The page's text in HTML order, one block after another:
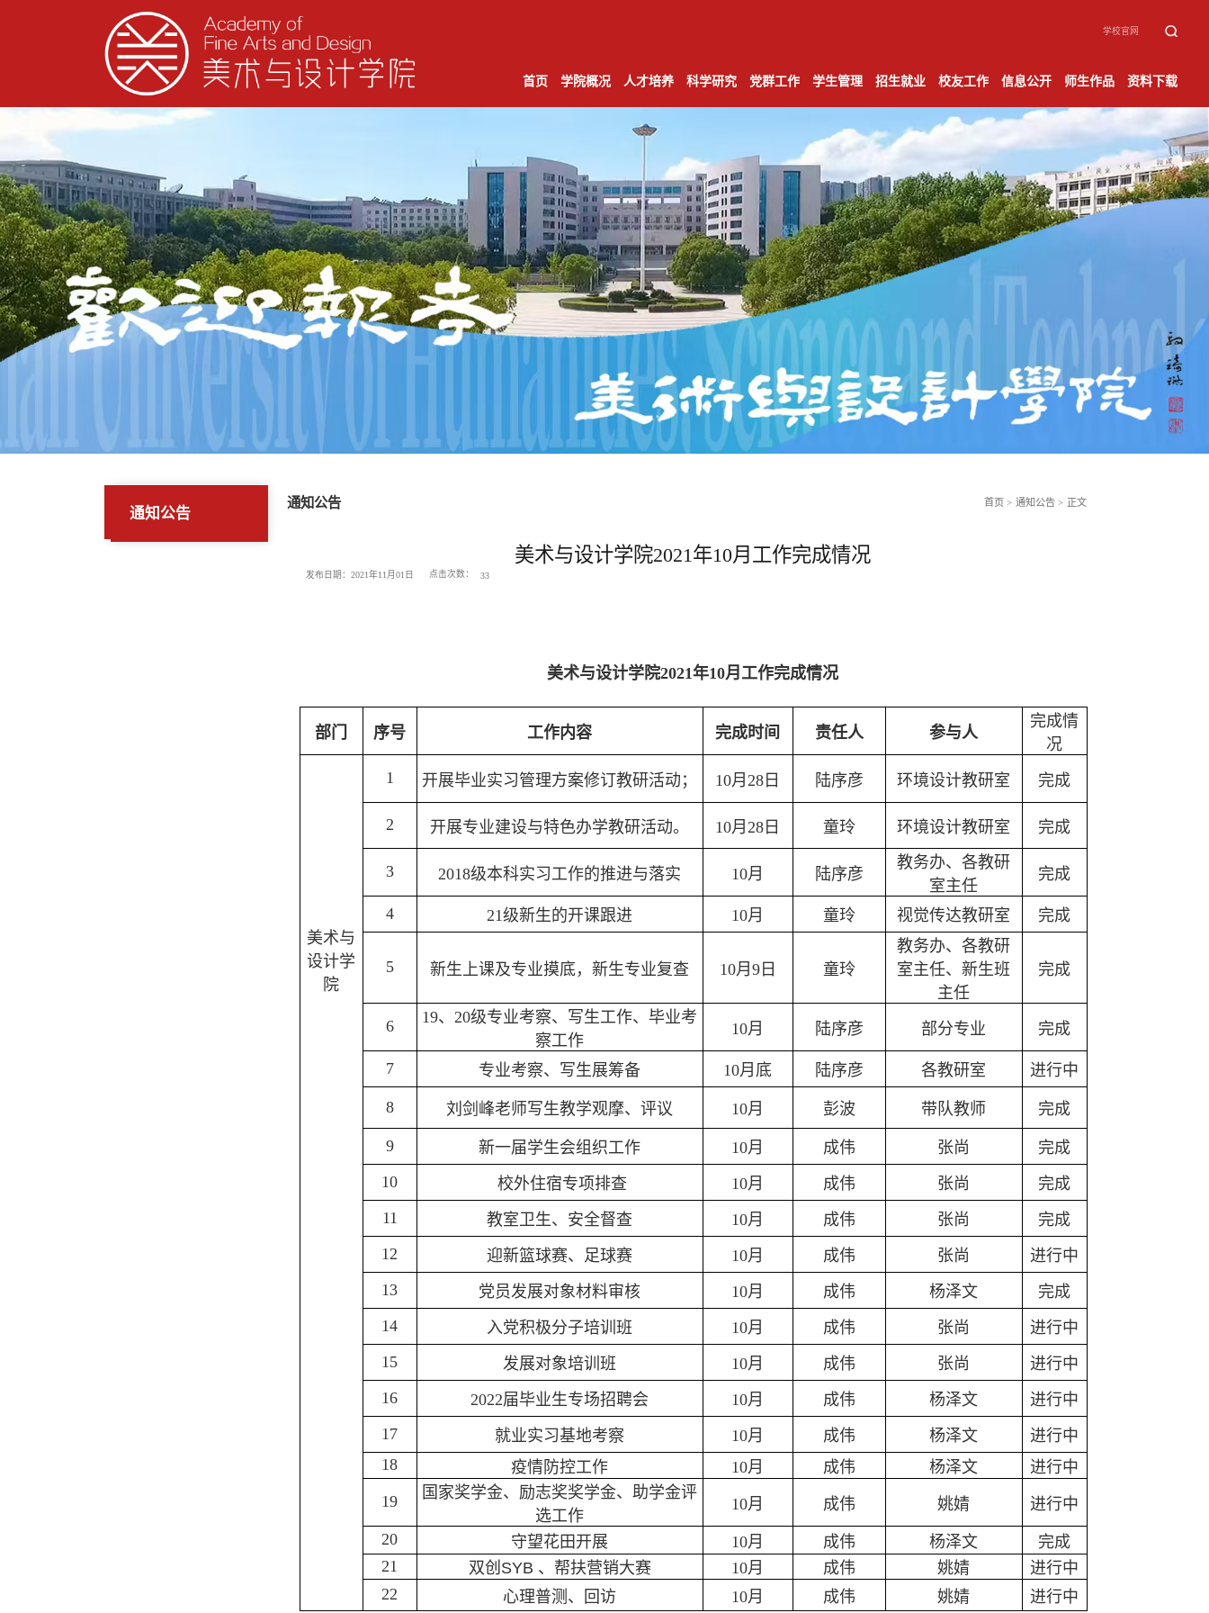
学校官网
首页 学院概况 人才培养 科学研究 党群工作 学生管理 招生就业 校友工作 信息公开 师生作品 资料下载
通知公告
通知公告 首页 > 通知公告 > 正文
美术与设计学院2021年10月工作完成情况
发布日期：2021年11月01日 点击次数： 33
美术与设计学院2021年10月工作完成情况
部门 序号 工作内容 完成时间 责任人 参与人
完成情
况
美术与
设计学
院
1 开展毕业实习管理方案修订教研活动； 10月28日 陆序彦 环境设计教研室 完成
2 开展专业建设与特色办学教研活动。 10月28日 童玲 环境设计教研室 完成
3 2018级本科实习工作的推进与落实 10月 陆序彦
教务办、各教研
室主任
完成
4 21级新生的开课跟进 10月 童玲 视觉传达教研室 完成
5 新生上课及专业摸底，新生专业复查 10月9日 童玲
教务办、各教研
室主任、新生班
主任
完成
6
19、20级专业考察、写生工作、毕业考
察工作
10月 陆序彦 部分专业 完成
7 专业考察、写生展筹备 10月底 陆序彦 各教研室 进行中
8 刘剑峰老师写生教学观摩、评议 10月 彭波 带队教师 完成
9 新一届学生会组织工作 10月 成伟 张尚
完成
10
校外住宿专项排查 10月 成伟 张尚
完成
11
教室卫生、安全督查 10月 成伟 张尚
完成
12
迎新篮球赛、足球赛 10月 成伟 张尚
进行中
13
党员发展对象材料审核 10月 成伟 杨泽文
完成
14
入党积极分子培训班 10月 成伟 张尚
进行中
15
发展对象培训班 10月 成伟 张尚
进行中
16
2022届毕业生专场招聘会 10月 成伟 杨泽文
进行中
17
就业实习基地考察 10月 成伟 杨泽文
进行中
18
疫情防控工作 10月 成伟 杨泽文
进行中
19
国家奖学金、励志奖奖学金、助学金评
选工作
10月 成伟 姚婧
进行中
20
守望花田开展 10月 成伟 杨泽文
完成
21
双创 SYB 、帮扶营销大赛 10月 成伟 姚婧
进行中
22
心理普测、回访 10月 成伟 姚婧 进行中